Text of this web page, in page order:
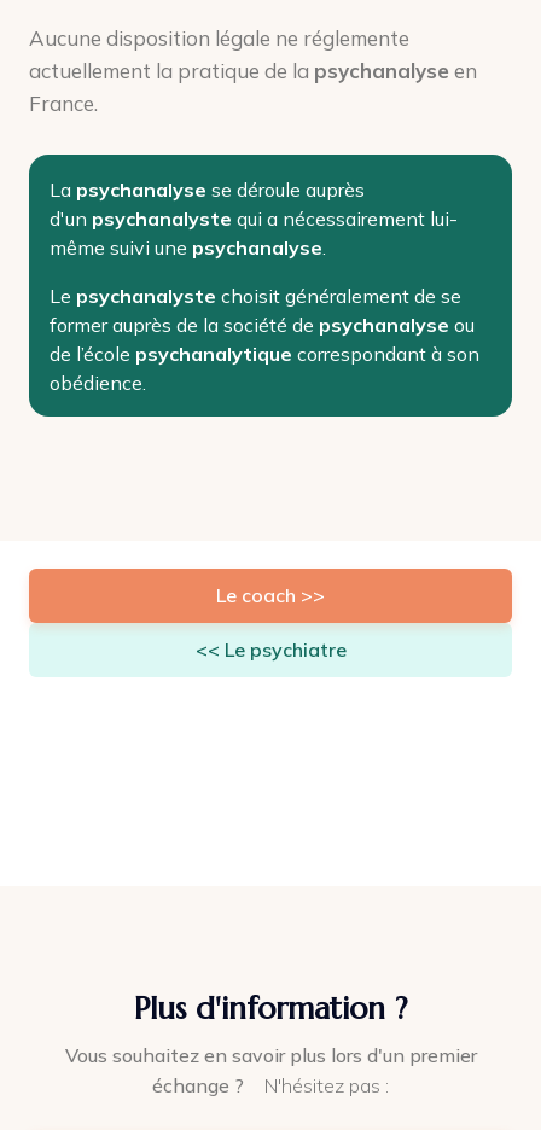
Aucune disposition légale ne réglemente
actuellement la pratique de la psychanalyse en
France.
La psychanalyse se déroule auprès
d'un psychanalyste qui a nécessairement lui-
même suivi une psychanalyse
Le psychanalyste choisit généralement de se
former auprès de la société de psychanalyse ou
de l’école psychanalytique correspondant à son
obédience.
<< Le psychiatre
Le coach >>
Plus d'information ?
Vous souhaitez en savoir plus lors d'un premier
échange ?
N'hésitez pas :